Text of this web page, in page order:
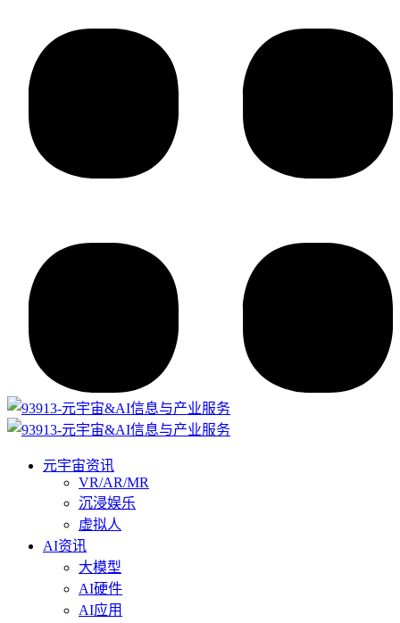
元宇宙资讯
VR/AR/MR
沉浸娱乐
虚拟人
AI资讯
大模型
AI硬件
AI应用